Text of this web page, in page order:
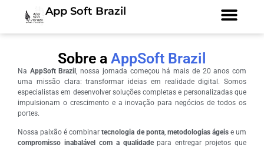
App Soft Brazil
Sobre a AppSoft Brazil
Na AppSoft Brazil , nossa jornada começou há mais de 20 anos com
uma missão clara: transformar ideias em realidade digital. Somos
especialistas em desenvolver soluções completas e personalizadas que
impulsionam o crescimento e a inovação para negócios de todos os
portes.
Nossa paixão é combinartecnologia de ponta, metodologias ágeise um
compromisso inabalável com a qualidadepara entregar projetos que